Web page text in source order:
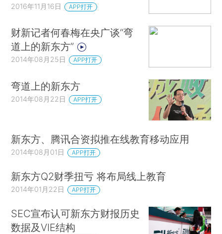
2016年11月16日 APP打开
财新记者何春梅在央广谈“弯
道上的新东方”
2014年08月25日 APP打开
弯道上的新东方
2014年08月22日 APP打开
新东方、腾讯合资拟推在线教育移动应用
2014年08月01日 APP打开
新东方Q2财季扭亏 将布局线上教育
2014年01月22日 APP打开
SEC宣布认可新东方财报历史
数据及VIE结构